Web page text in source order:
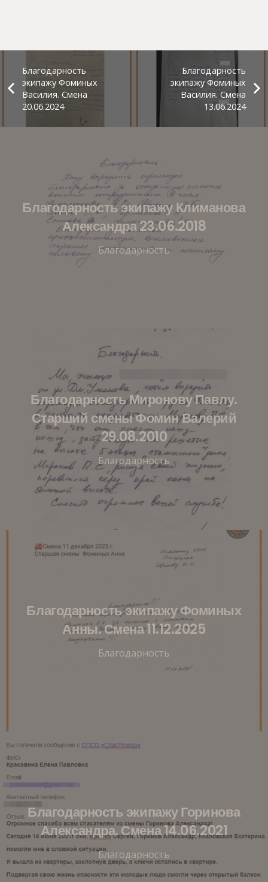
Благодарность
экипажу Фоминых
Василия. Смена
20.06.2024
Благодарность
экипажу Фоминых
Василия. Смена
13.06.2024
Благодарность экипажу Климанова
Александра 23.06.2018
Благодарность
Благодарность Миронову Павлу.
Старший смены Фомин Валерий
29.08.2010
Благодарность
Благодарность экипажу Фоминых
Анны. Смена 11.12.2025
Благодарность
Благодарность экипажу Горинова
Александра. Смена 14.06.2021
Благодарность